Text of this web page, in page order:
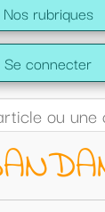
Nos rubriques
Se connecter